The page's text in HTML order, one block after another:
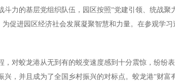
力的基层党组织队伍，园区按照“党建引领、统战聚
促进园区经济社会发展凝聚智慧和力量。在参观学
对蛟龙港从无到有的蜕变速度感到十分震惊，纷纷
，并且成为了全国乡村振兴的对标点。蛟龙港“财富